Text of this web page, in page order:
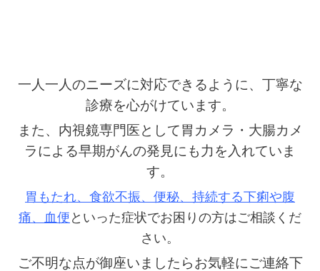
一人一人のニーズに対応できるように、丁寧な
診療を心がけています。
また、内視鏡専門医として胃カメラ・大腸カメ
ラによる早期がんの発見にも力を入れていま
す。
胃もたれ、食欲不振、便秘、持続する下痢や腹
痛、血便 といった症状でお困りの方はご相談くだ
さい。
ご不明な点が御座いましたらお気軽にご連絡下